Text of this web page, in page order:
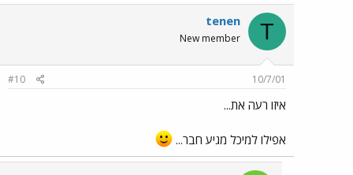
T
tenen
New member
10/7/01
#10
איזו רעה את...
אפילו למיכל מגיע חבר...